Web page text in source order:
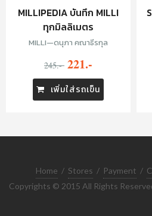
MILLIPEDIA บันทึก MILLI
ทุกมิลลิเมตร
MILLI—ดนุภา คณาธีรกุล
245.- 221.-
เพิ่มใส่รถเข็น
Home / Stores / Payment /
Copyrights © 2015 All Rights